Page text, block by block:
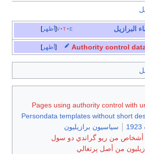
أظهر v t e البرازيل
أظهر Authority control
Pages using authority control with
Persondata templates without short
سياسيون برازيليون
أشخاص من ريو گراندي دو سول
من أصل پرتغالي